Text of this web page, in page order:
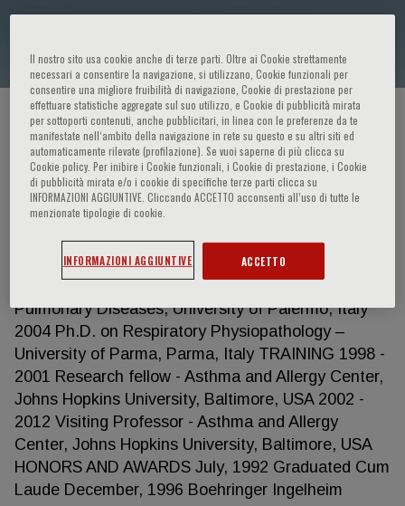
Nicola Scichilone remove
HOME PAGE / CORSI ED EVENTI / RELATORE
Nicola Scichilone remove
EDUCATION 1992 M.D., School of Medicine,
Pulmonary Diseases, University of Palermo, Italy
2004 Ph.D. on Respiratory Physiopathology –
University of Parma, Parma, Italy TRAINING 1998 -
2001 Research fellow - Asthma and Allergy Center,
Johns Hopkins University, Baltimore, USA 2002 -
2012 Visiting Professor - Asthma and Allergy
Center, Johns Hopkins University, Baltimore, USA
HONORS AND AWARDS July, 1992 Graduated Cum
Laude December, 1996 Boehringer Ingelheim
Il nostro sito usa cookie anche di terze parti. Oltre ai Cookie strettamente
necessari a consentire la navigazione, si utilizzano, Cookie funzionali per
consentire una migliore fruibilità di navigazione, Cookie di prestazione per
effettuare statistiche aggregate sul suo utilizzo, e Cookie di pubblicità mirata
per sottoporti contenuti, anche pubblicitari, in linea con le preferenze da te
manifestate nell‘ambito della navigazione in rete su questo e su altri siti ed
automaticamente rilevate (profilazione). Se vuoi saperne di più clicca su
Cookie policy. Per inibire i Cookie funzionali, i Cookie di prestazione, i Cookie
di pubblicità mirata e/o i cookie di specifiche terze parti clicca su
INFORMAZIONI AGGIUNTIVE. Cliccando ACCETTO acconsenti all’uso di tutte le
menzionate tipologie di cookie.
INFORMAZIONI AGGIUNTIVE ACCETTO